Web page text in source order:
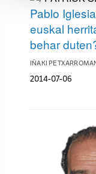
zerbitzuak
baliatzen gara.
erabiltzeko
irakurri
Pablo
euskal
behar
IÑAKI
2014-07-06